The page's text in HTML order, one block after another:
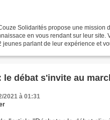
Solidarités propose une mission
en vous rendant sur leur site.
jeunes parlant de leur expérience et
le débat s'invite au
2021 à 01:31